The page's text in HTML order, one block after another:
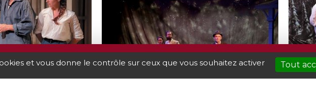
PROGRAMME BILLETTERIE INFOS
et vous donne le contrôle sur ceux que vous souhaitez activer Tout